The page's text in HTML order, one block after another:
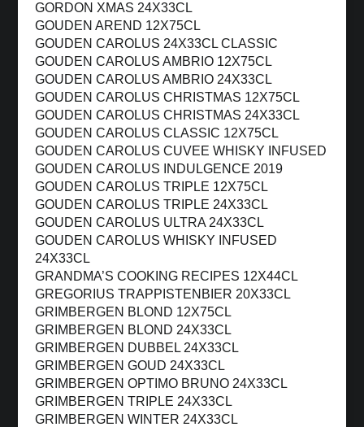
GORDON XMAS 24X33CL
GOUDEN AREND 12X75CL
GOUDEN CAROLUS 24X33CL CLASSIC
GOUDEN CAROLUS AMBRIO 12X75CL
GOUDEN CAROLUS AMBRIO 24X33CL
GOUDEN CAROLUS CHRISTMAS 12X75CL
GOUDEN CAROLUS CHRISTMAS 24X33CL
GOUDEN CAROLUS CLASSIC 12X75CL
GOUDEN CAROLUS CUVEE WHISKY INFUSED
GOUDEN CAROLUS INDULGENCE 2019
GOUDEN CAROLUS TRIPLE 12X75CL
GOUDEN CAROLUS TRIPLE 24X33CL
GOUDEN CAROLUS ULTRA 24X33CL
GOUDEN CAROLUS WHISKY INFUSED
24X33CL
GRANDMA’S COOKING RECIPES 12X44CL
GREGORIUS TRAPPISTENBIER 20X33CL
GRIMBERGEN BLOND 12X75CL
GRIMBERGEN BLOND 24X33CL
GRIMBERGEN DUBBEL 24X33CL
GRIMBERGEN GOUD 24X33CL
GRIMBERGEN OPTIMO BRUNO 24X33CL
GRIMBERGEN TRIPLE 24X33CL
GRIMBERGEN WINTER 24X33CL